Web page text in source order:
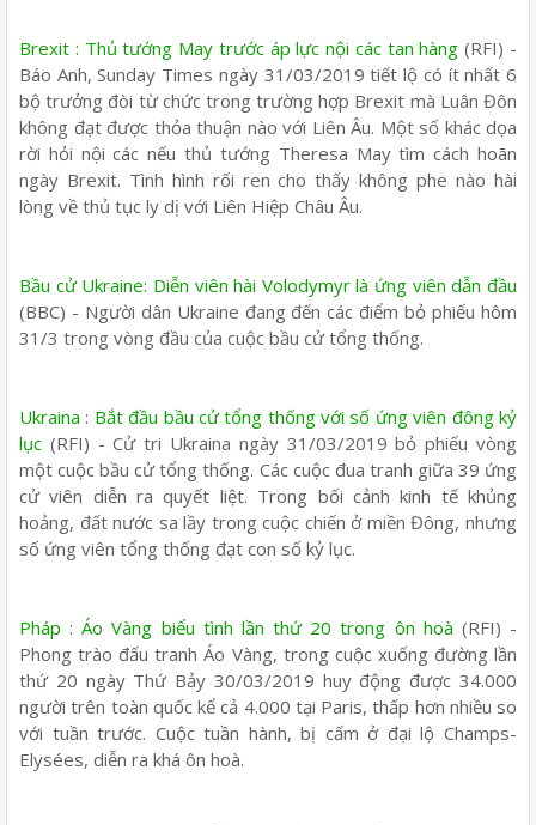
Brexit : Thủ tướng May trước áp lực nội các tan hàng (RFI) -
Báo Anh, Sunday Times ngày 31/03/2019 tiết lộ có ít nhất 6
bộ trưởng đòi từ chức trong trường hợp Brexit mà Luân Đôn
không đạt được thỏa thuận nào với Liên Âu. Một số khác dọa
rời hỏi nội các nếu thủ tướng Theresa May tìm cách hoãn
ngày Brexit. Tình hình rối ren cho thấy không phe nào hài
lòng về thủ tục ly dị với Liên Hiệp Châu Âu.
Bầu cử Ukraine: Diễn viên hài Volodymyr là ứng viên dẫn đầu
(BBC) - Người dân Ukraine đang đến các điểm bỏ phiếu hôm
31/3 trong vòng đầu của cuộc bầu cử tổng thống.
Ukraina : Bắt đầu bầu cử tổng thống với số ứng viên đông kỷ
lục (RFI) - Cử tri Ukraina ngày 31/03/2019 bỏ phiếu vòng
một cuộc bầu cử tổng thống. Các cuộc đua tranh giữa 39 ứng
cử viên diễn ra quyết liệt. Trong bối cảnh kinh tế khủng
hoảng, đất nước sa lầy trong cuộc chiến ở miền Đông, nhưng
số ứng viên tổng thống đạt con số kỷ lục.
Pháp : Áo Vàng biểu tình lần thứ 20 trong ôn hoà (RFI) -
Phong trào đấu tranh Áo Vàng, trong cuộc xuống đường lần
thứ 20 ngày Thứ Bảy 30/03/2019 huy động được 34.000
người trên toàn quốc kể cả 4.000 tại Paris, thấp hơn nhiều so
với tuần trước. Cuộc tuần hành, bị cấm ở đại lộ Champs-
Elysées, diễn ra khá ôn hoà.